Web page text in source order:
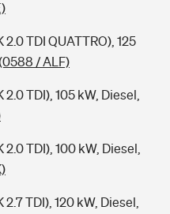
2.0 TDI QUATTRO), 125
/ ALF)
TDI), 105 kW, Diesel,
TDI), 100 kW, Diesel,
TDI), 120 kW, Diesel,